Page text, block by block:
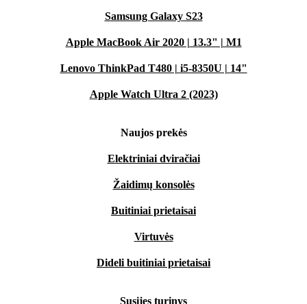
Samsung Galaxy S23
Apple MacBook Air 2020 | 13.3" | M1
Lenovo ThinkPad T480 | i5-8350U | 14"
Apple Watch Ultra 2 (2023)
Naujos prekės
Elektriniai dviračiai
Žaidimų konsolės
Buitiniai prietaisai
Virtuvės
Dideli buitiniai prietaisai
Susijęs turinys